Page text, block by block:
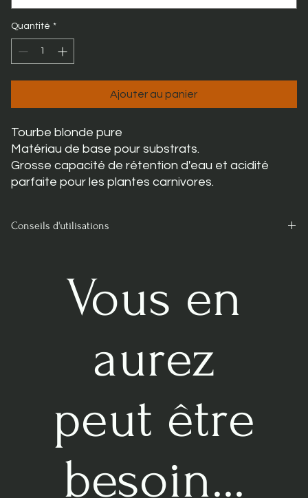
Quantité *
Ajouter au panier
Tourbe blonde pure
Matériau de base pour substrats.
Grosse capacité de rétention d'eau et acidité
parfaite pour les plantes carnivores.
Conseils d'utilisations
Vous en
aurez
peut être
besoin...